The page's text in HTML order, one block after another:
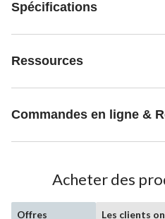
Spécifications
Ressources
Commandes en ligne &
Acheter des
Offres
Les clients